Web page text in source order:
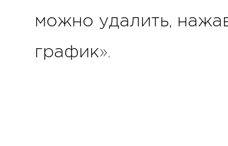
можно удалить,
график».